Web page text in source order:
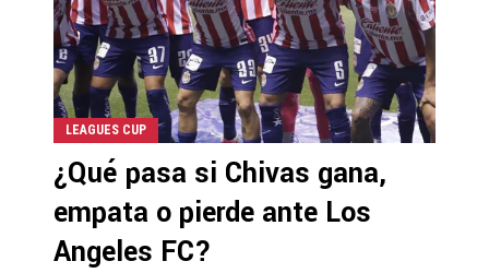
LEAGUES CUP
¿Qué pasa si Chivas gana,
empata o pierde ante Los
Angeles FC?